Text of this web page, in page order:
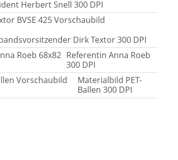
Herbert Snell 300 DPI
Dirk Textor 300 DPI
Referentin Anna Roeb
300 DPI
Materialbild PET-
Ballen 300 DPI